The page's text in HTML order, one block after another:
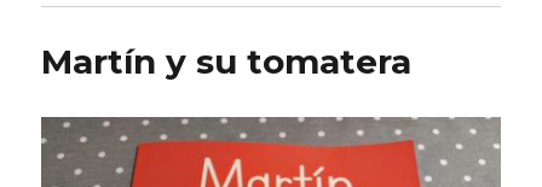
Martín y su tomatera